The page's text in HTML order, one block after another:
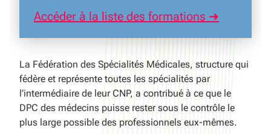
Accéder à la liste des formations ➜
La Fédération des Spécialités Médicales, structure qui
fédère et représente toutes les spécialités par
l’intermédiaire de leur CNP, a contribué à ce que le
DPC des médecins puisse rester sous le contrôle le
plus large possible des professionnels eux-mêmes.